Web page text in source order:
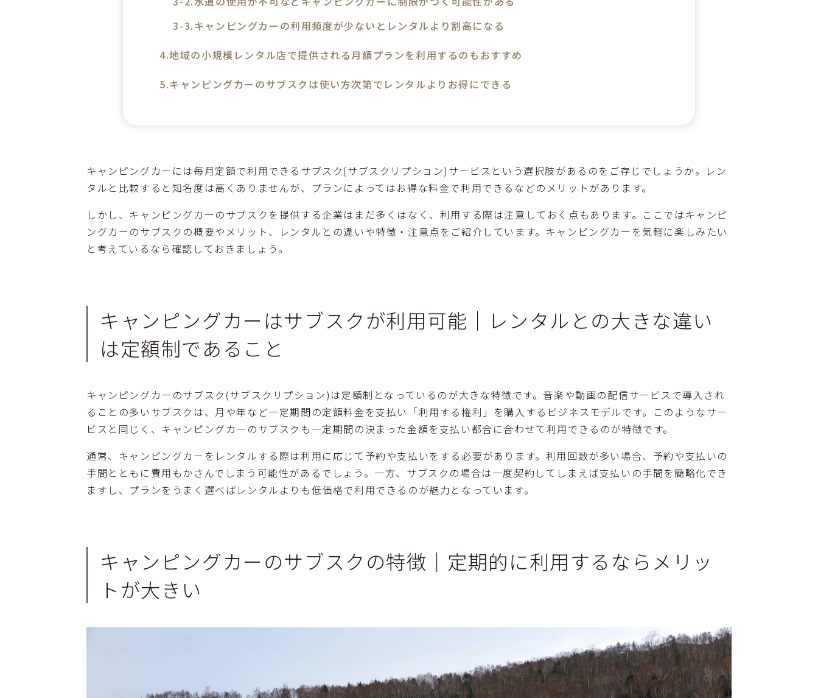
キャンピングカーの利用頻度が少ないとレンタルより割高になる
地域の小規模レンタル店で提供される月額プランを利用するのもおすすめ
キャンピングカーのサブスクは使い方次第でレンタルよりお得にできる
キャンピングカーには毎月定額で利用できるサブスク(サブスクリプション)サービスという選択肢があるのをご存じでしょうか。レン
タルと比較すると知名度は高くありませんが、プランによってはお得な料金で利用できるなどのメリットがあります。
しかし、キャンピングカーのサブスクを提供する企業はまだ多くはなく、利用する際は注意しておく点もあります。ここではキャンピ
ングカーのサブスクの概要やメリット、レンタルとの違いや特徴・注意点をご紹介しています。キャンピングカーを気軽に楽しみたい
と考えているなら確認しておきましょう。
キャンピングカーはサブスクが利用可能│レンタルとの大きな違い
は定額制であること
キャンピングカーのサブスク(サブスクリプション)は定額制となっているのが大きな特徴です。音楽や動画の配信サービスで導入され
ることの多いサブスクは、月や年など一定期間の定額料金を支払い「利用する権利」を購入するビジネスモデルです。このようなサー
ビスと同じく、キャンピングカーのサブスクも一定期間の決まった金額を支払い都合に合わせて利用できるのが特徴です。
通常、キャンピングカーをレンタルする際は利用に応じて予約や支払いをする必要があります。利用回数が多い場合、予約や支払いの
手間とともに費用もかさんでしまう可能性があるでしょう。一方、サブスクの場合は一度契約してしまえば支払いの手間を簡略化でき
ますし、プランをうまく選べばレンタルよりも低価格で利用できるのが魅力となっています。
キャンピングカーのサブスクの特徴│定期的に利用するならメリッ
トが大きい